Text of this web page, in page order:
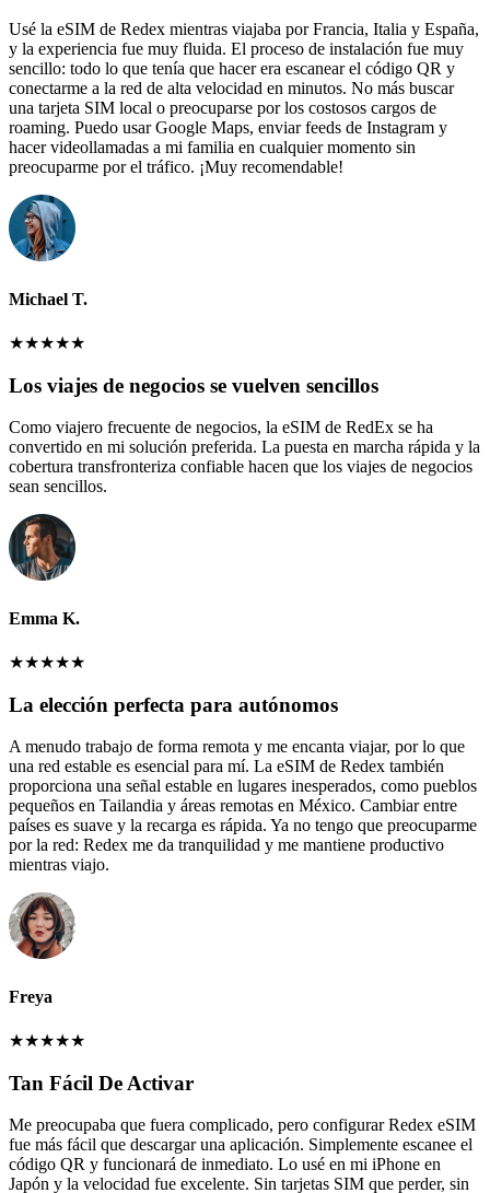
Usé la eSIM de Redex mientras viajaba por Francia, Italia y España,
y la experiencia fue muy fluida. El proceso de instalación fue muy
sencillo: todo lo que tenía que hacer era escanear el código QR y
conectarme a la red de alta velocidad en minutos. No más buscar
una tarjeta SIM local o preocuparse por los costosos cargos de
roaming. Puedo usar Google Maps, enviar feeds de Instagram y
hacer videollamadas a mi familia en cualquier momento sin
preocuparme por el tráfico. ¡Muy recomendable!
Michael T.
★★★★★
Los viajes de negocios se vuelven sencillos
Como viajero frecuente de negocios, la eSIM de RedEx se ha
convertido en mi solución preferida. La puesta en marcha rápida y la
cobertura transfronteriza confiable hacen que los viajes de negocios
sean sencillos.
Emma K.
★★★★★
La elección perfecta para autónomos
A menudo trabajo de forma remota y me encanta viajar, por lo que
una red estable es esencial para mí. La eSIM de Redex también
proporciona una señal estable en lugares inesperados, como pueblos
pequeños en Tailandia y áreas remotas en México. Cambiar entre
países es suave y la recarga es rápida. Ya no tengo que preocuparme
por la red: Redex me da tranquilidad y me mantiene productivo
mientras viajo.
Freya
★★★★★
Tan Fácil De Activar
Me preocupaba que fuera complicado, pero configurar Redex eSIM
fue más fácil que descargar una aplicación. Simplemente escanee el
código QR y funcionará de inmediato. Lo usé en mi iPhone en
Japón y la velocidad fue excelente. Sin tarjetas SIM que perder, sin